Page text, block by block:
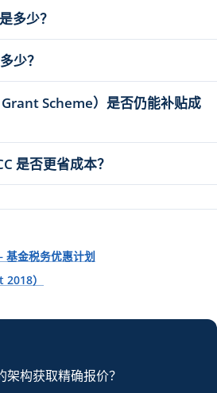
多少？
少？
Grant Scheme）是否仍能补贴成
是否更省成本？
金税务优惠计划
）
架构获取精确报价？